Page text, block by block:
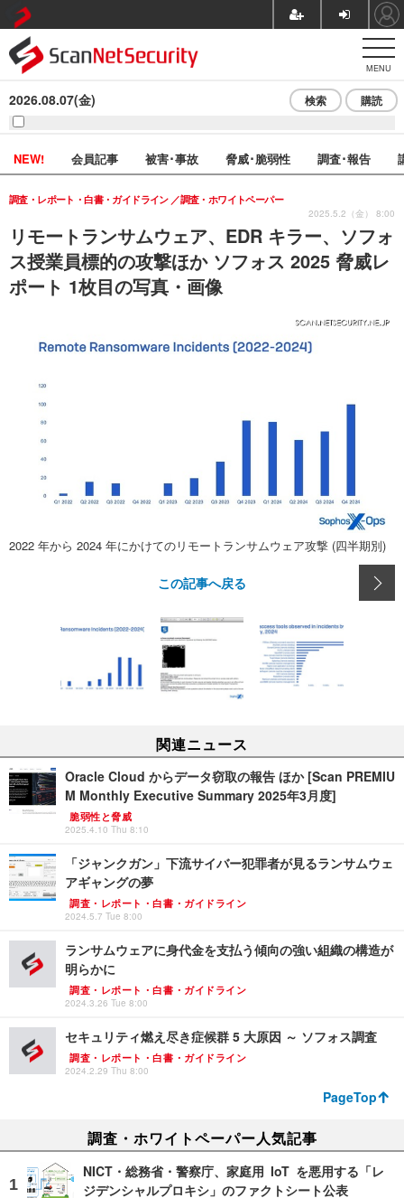
MENU
2026.08.07(金) 検索 購読
NEW! 会員記事 被害･事故 脅威･脆弱性 調査･報告
リモートランサムウェア、EDR キラー、ソフォ
ス授業員標的の攻撃ほか ソフォス 2025 脅威レ
ポート 1枚目の写真・画像
調査・レポート・白書・ガイドライン 調査・ホワイトペーパー
2025.5.2（金） 8:00
2022 年から 2024 年にかけてのリモートランサムウェア攻撃 (四半期別)
この記事へ戻る
関連ニュース
Oracle Cloud からデータ窃取の報告 ほか [Scan PREMIU
M Monthly Executive Summary 2025年3月度]
脆弱性と脅威
2025.4.10 Thu 8:10
「ジャンクガン」下流サイバー犯罪者が見るランサムウェ
アギャングの夢
調査・レポート・白書・ガイドライン
2024.5.7 Tue 8:00
ランサムウェアに身代金を支払う傾向の強い組織の構造が
明らかに
調査・レポート・白書・ガイドライン
2024.3.26 Tue 8:00
セキュリティ燃え尽き症候群 5 大原因 ～ ソフォス調査
調査・レポート・白書・ガイドライン
2024.2.29 Thu 8:00
PageTop
調査・ホワイトペーパー人気記事
NICT・総務省・警察庁、家庭用 IoT を悪用する「レ
ジデンシャルプロキシ」のファクトシート公表